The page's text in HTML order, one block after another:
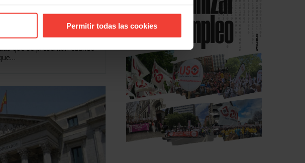
Permitir todas las cookies
30 días naturales de
que se presentan cuando